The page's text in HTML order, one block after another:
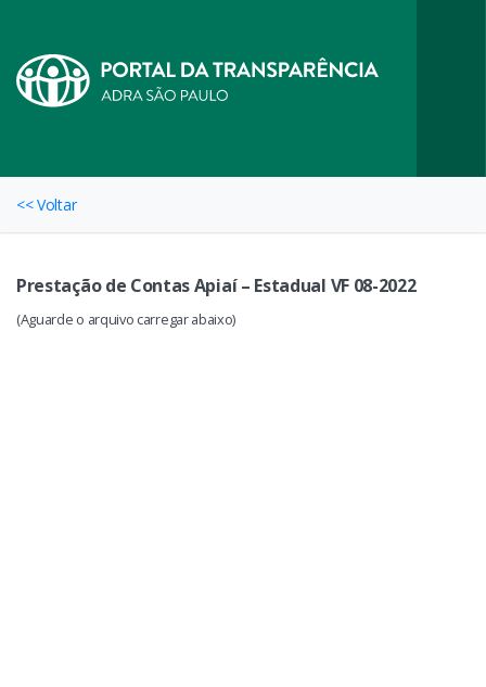
<< Voltar
Prestação de Contas Apiaí – Estadual VF 08-2022
(Aguarde o arquivo carregar abaixo)